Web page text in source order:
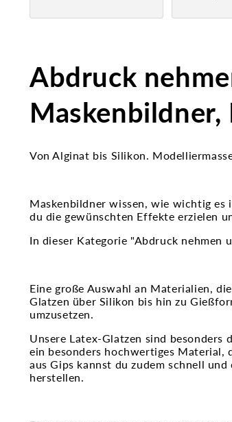
Abdruck
Maskenbildner,
Von Alginat bis Silikon.
Maskenbildner wissen, wie wichtig es
du die gewünschten Effekte erzielen
In dieser Kategorie "Abdruck nehmen
Eine große Auswahl an Materialien,
Glatzen über Silikon bis hin zu
umzusetzen.
Unsere Latex-Glatzen sind
ein besonders hochwertiges Material,
aus Gips kannst du zudem schnell
herstellen.